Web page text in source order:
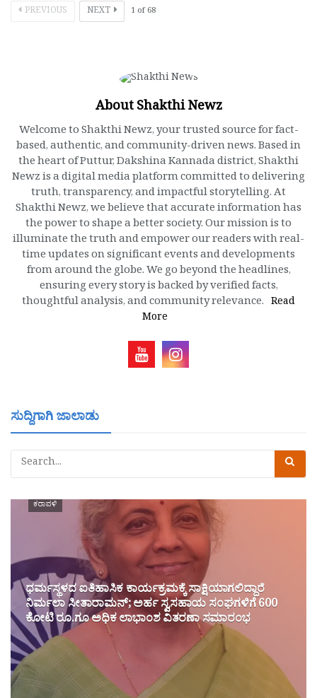
PREVIOUS NEXT 1 of68
About Shakthi Newz
Welcome to Shakthi Newz, your trusted source for fact-
based, authentic, and community-driven news. Based in
the heart of Puttur, Dakshina Kannada district, Shakthi
Newz is a digital media platform committed to delivering
truth, transparency, and impactful storytelling. At
Shakthi Newz, we believe that accurate information has
the power to shape a better society. Our mission is to
illuminate the truth and empower our readers with real-
time updates on significant events and developments
from around the globe. We go beyond the headlines,
ensuring every story is backed by verified facts,
thoughtful analysis, and community relevance. Read
More
ಸುದ್ದಿಗಾಗಿ ಜಾಲಾಡು
ಕರಾವಳಿ
ಧರ್ಮಸ್ಥಳದ ಐತಿಹಾಸಿಕ ಕಾರ್ಯಕ್ರಮಕ್ಕೆ ಸಾಕ್ಷಿಯಾಗಲಿದ್ದಾರೆ
ನಿರ್ಮಲಾ ಸೀತಾರಾಮನ್; ಅರ್ಹ ಸ್ವಸಹಾಯ ಸಂಘಗಳಿಗೆ 600
ಕೋಟಿ ರೂ.ಗೂ ಅಧಿಕ ಲಾಭಾಂಶ ವಿತರಣಾ ಸಮಾರಂಭ